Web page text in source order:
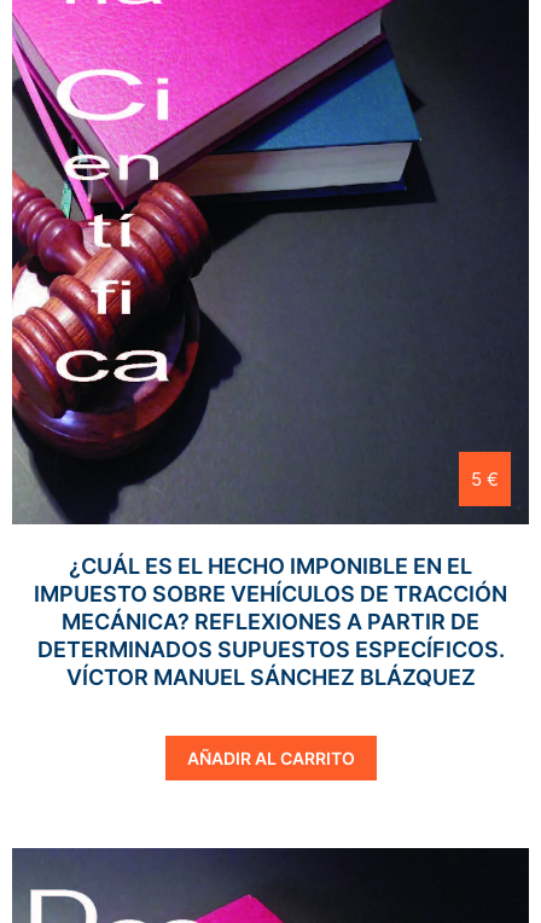
5 €
¿CUÁL ES EL HECHO IMPONIBLE EN EL
IMPUESTO SOBRE VEHÍCULOS DE TRACCIÓN
MECÁNICA? REFLEXIONES A PARTIR DE
DETERMINADOS SUPUESTOS ESPECÍFICOS.
VÍCTOR MANUEL SÁNCHEZ BLÁZQUEZ
AÑADIR AL CARRITO